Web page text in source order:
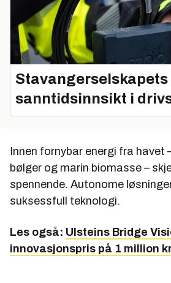
sanntidsinnsikt i
Innen fornybar energi fra havet
bølger og marin biomasse –
spennende. Autonome
suksessfull teknologi.
Les også: Ulsteins Bridge
innovasjonspris på 1 million